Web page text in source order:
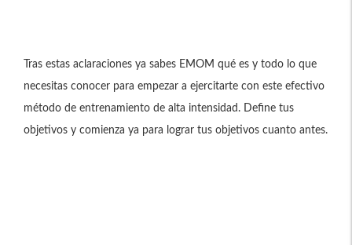
Tras estas aclaraciones ya sabes EMOM qué es y todo lo que
necesitas conocer para empezar a ejercitarte con este efectivo
método de entrenamiento de alta intensidad. Define tus
objetivos y comienza ya para lograr tus objetivos cuanto antes.